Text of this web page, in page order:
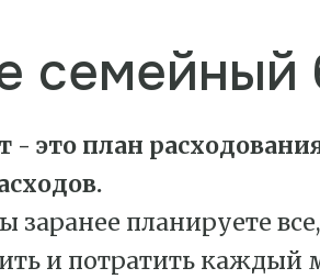
это план
заранее планируете
и потратить каждый